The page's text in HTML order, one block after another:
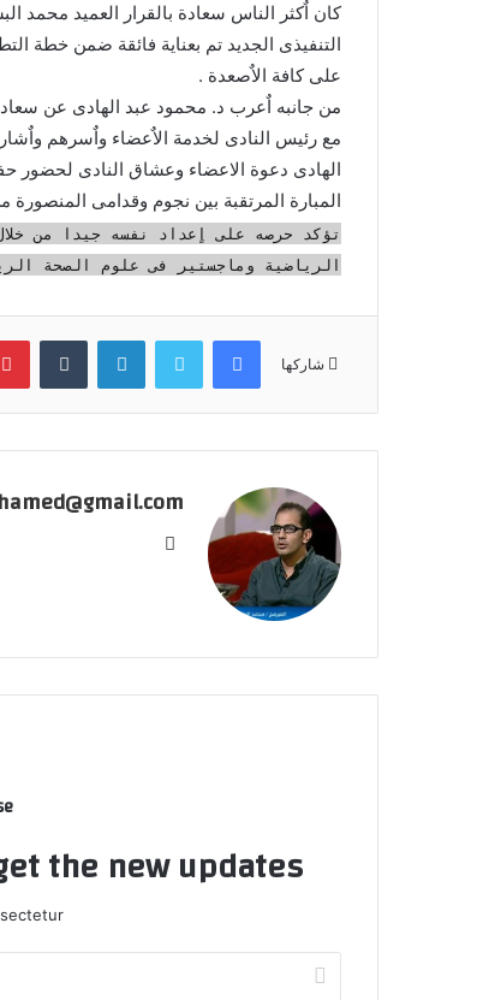
كان اٌكثر الناس سعادة بالقرار العميد محمد
التنفيذى الجديد تم بعناية فائقة ضمن خطة
على كافة الاٌصعدة .
من جانبه اٌعرب د. محمود عبد الهادى عن سعادته
مع رئيس النادى لخدمة الاٌعضاء واٌسرهم
الهادى دعوة الاعضاء وعشاق النادى لحضور
المبارة المرتقبة بين نجوم وقدامى المنصورة
تؤكد حرصه على اٍعداد نفسه جيدا من
الرياضية وماجستير فى علوم الصحة
شاركها
فيسبوك تويتر لينكدإن
the new updates!
بريدك